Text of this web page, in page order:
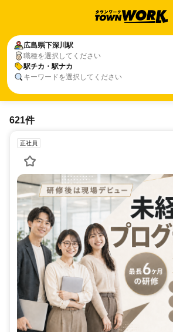
広島県下深川駅
職種を選択してください
駅チカ・駅ナカ
キーワードを選択してください
621件
正社員